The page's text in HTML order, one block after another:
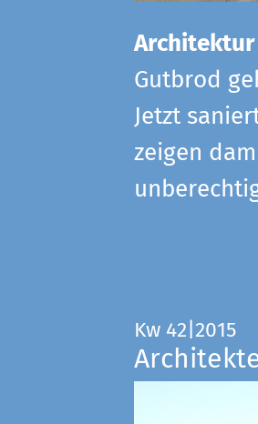
Gutbrod
Jetzt
zeigen
Kw 42|2015